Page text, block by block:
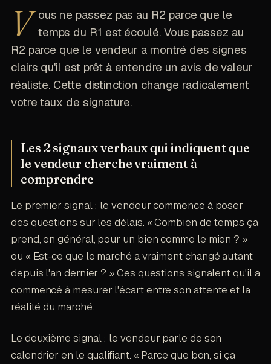
V ous ne passez pas au R2 parce que le
temps du R1 est écoulé. Vous passez au
R2 parce que le vendeur a montré des signes
clairs qu'il est prêt à entendre un avis de valeur
réaliste. Cette distinction change radicalement
votre taux de signature.
Les 2 signaux verbaux qui indiquent que
le vendeur cherche vraiment à
comprendre
Le premier signal : le vendeur commence à poser
des questions sur les délais. « Combien de temps ça
prend, en général, pour un bien comme le mien ? »
ou « Est-ce que le marché a vraiment changé autant
depuis l'an dernier ? » Ces questions signalent qu'il a
commencé à mesurer l'écart entre son attente et la
réalité du marché.
Le deuxième signal : le vendeur parle de son
calendrier en le qualifiant. « Parce que bon, si ça